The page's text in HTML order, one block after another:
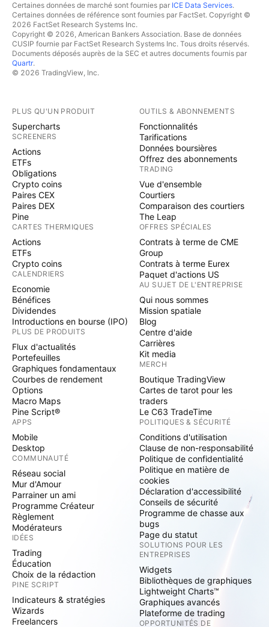
Certaines données de marché sont fournies par ICE Data Services.
Certaines données de référence sont fournies par FactSet. Copyright ©
2026 FactSet Research Systems Inc.
Copyright © 2026, American Bankers Association. Base de données
CUSIP fournie par FactSet Research Systems Inc. Tous droits réservés.
Documents déposés auprès de la SEC et autres documents fournis par
Quartr.
© 2026 TradingView, Inc.
PLUS QU'UN PRODUIT
Supercharts
SCREENERS
Actions
ETFs
Obligations
Crypto coins
Paires CEX
Paires DEX
Pine
CARTES THERMIQUES
Actions
ETFs
Crypto coins
CALENDRIERS
Economie
Bénéfices
Dividendes
Introductions en bourse (IPO)
PLUS DE PRODUITS
Flux d'actualités
Portefeuilles
Graphiques fondamentaux
Courbes de rendement
Options
Macro Maps
Pine Script®
APPS
Mobile
Desktop
COMMUNAUTÉ
Réseau social
Mur d'Amour
Parrainer un ami
Programme Créateur
Règlement
Modérateurs
IDÉES
Trading
Éducation
Choix de la rédaction
PINE SCRIPT
Indicateurs & stratégies
Wizards
Freelancers
OUTILS & ABONNEMENTS
Fonctionnalités
Tarifications
Données boursières
Offrez des abonnements
TRADING
Vue d'ensemble
Courtiers
Comparaison des courtiers
The Leap
OFFRES SPÉCIALES
Contrats à terme de CME
Group
Contrats à terme Eurex
Paquet d'actions US
AU SUJET DE L'ENTREPRISE
Qui nous sommes
Mission spatiale
Blog
Centre d'aide
Carrières
Kit media
MERCH
Boutique TradingView
Cartes de tarot pour les
traders
Le C63 TradeTime
POLITIQUES & SÉCURITÉ
Conditions d'utilisation
Clause de non-responsabilité
Politique de confidentialité
Politique en matière de
cookies
Déclaration d'accessibilité
Conseils de sécurité
Programme de chasse aux
bugs
Page du statut
SOLUTIONS POUR LES
ENTREPRISES
Widgets
Bibliothèques de graphiques
Lightweight Charts™
Graphiques avancés
Plateforme de trading
OPPORTUNITÉS DE